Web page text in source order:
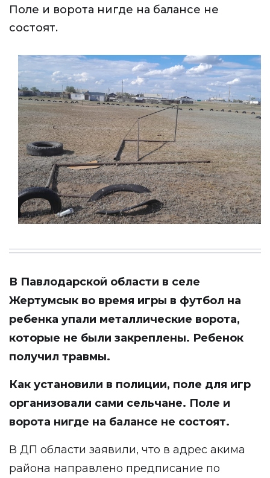
Поле и ворота нигде на балансе не
состоят.
В Павлодарской области в селе
Жертумсык во время игры в футбол на
ребенка упали металлические ворота,
которые не были закреплены. Ребенок
получил травмы.
Как установили в полиции, поле для игр
организовали сами сельчане. Поле и
ворота нигде на балансе не состоят.
В ДП области заявили, что в адрес акима
района направлено предписание по